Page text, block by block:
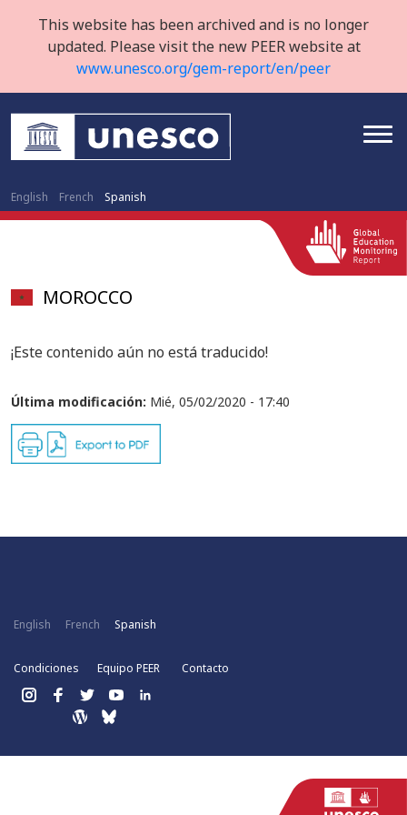
This website has been archived and is no longer
updated. Please visit the new PEER website at
www.unesco.org/gem-report/en/peer
English French Spanish
MOROCCO
¡Este contenido aún no está traducido!
Última modificación: Mié, 05/02/2020 - 17:40
English French Spanish
Condiciones Equipo PEER Contacto